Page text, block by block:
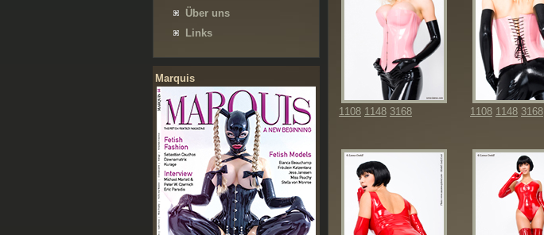
Über uns
Links
Marquis
1108 1148 3168 1108 1148 3168